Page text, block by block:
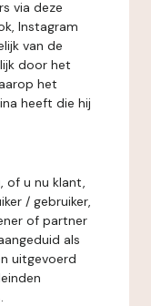
via deze
Instagram
van de
door het
het
heeft die hij
of u nu klant,
/ gebruiker,
of partner
als
uitgevoerd